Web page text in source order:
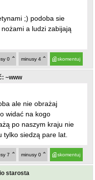
;) podoba sie
a ludzi zabijają
skomentuj
minusy 4
0
~www
ale nie obrażaj
widać na kogo
po naszym kraju nie
tylko siedzą pare lat.
skomentuj
minusy 0
7
starosta